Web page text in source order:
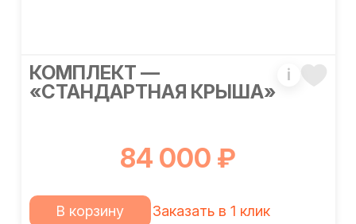
КОМПЛЕКТ —
«СТАНДАРТНАЯ КРЫША»
i
84 000 ₽
В корзину Заказать в 1 клик